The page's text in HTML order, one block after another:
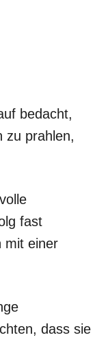
bedacht,
zu prahlen,
fast
mit einer
dass sie